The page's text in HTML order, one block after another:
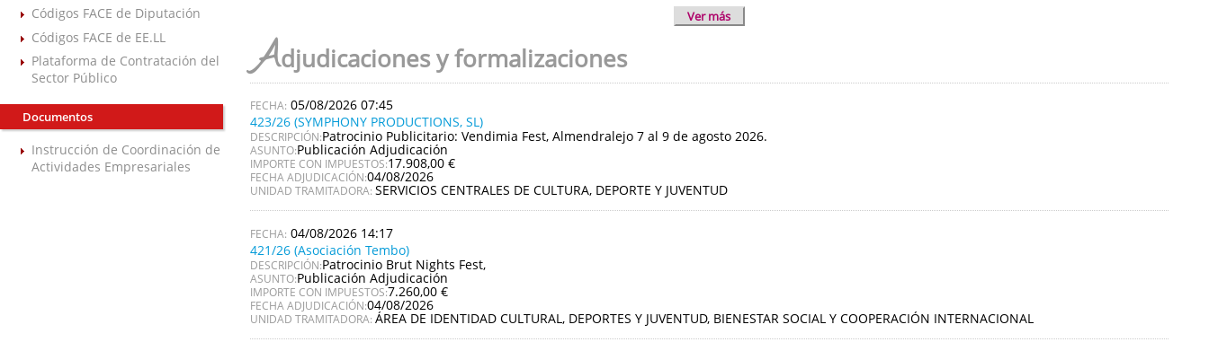
Códigos FACE de Diputación
Códigos FACE de EE.LL
Plataforma de Contratación del
Sector Público
Documentos
Instrucción de Coordinación de
Actividades Empresariales
Ver más
Adjudicaciones y formalizaciones
05/08/2026 07:45
423/26 (SYMPHONY PRODUCTIONS, SL)
DESCRIPCIÓN:Patrocinio Publicitario: Vendimia Fest, Almendralejo 7 al 9 de agosto 2026.
ASUNTO:Publicación Adjudicación
IMPORTE CON IMPUESTOS:17.908,00 €
FECHA ADJUDICACIÓN:04/08/2026
UNIDAD TRAMITADORA: SERVICIOS CENTRALES DE CULTURA, DEPORTE Y JUVENTUD
04/08/2026 14:17
421/26 (Asociación Tembo)
DESCRIPCIÓN:Patrocinio Brut Nights Fest,
ASUNTO:Publicación Adjudicación
IMPORTE CON IMPUESTOS:7.260,00 €
FECHA ADJUDICACIÓN:04/08/2026
UNIDAD TRAMITADORA: ÁREA DE IDENTIDAD CULTURAL, DEPORTES Y JUVENTUD, BIENESTAR SOCIAL Y COOPERACIÓN INTERNACIONAL